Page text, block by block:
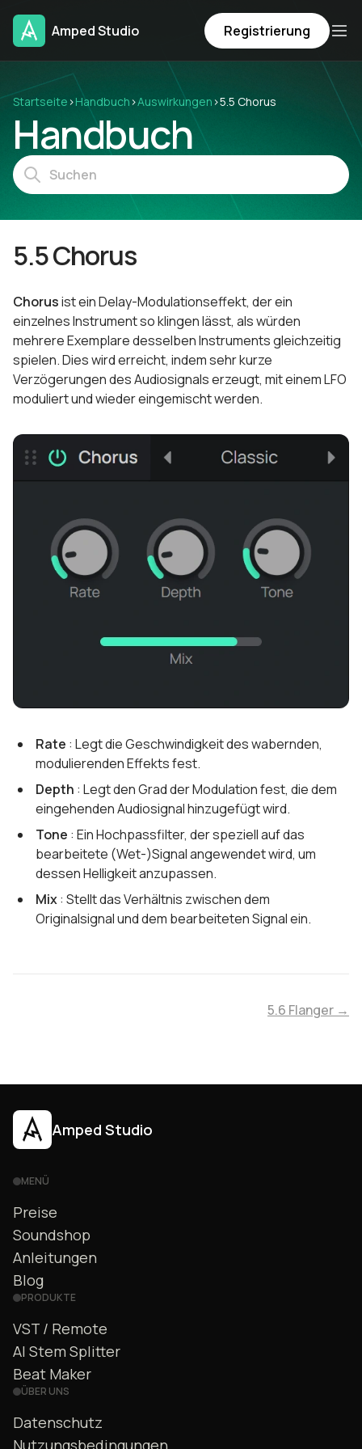
Amped Studio Registrierung
Startseite ›Handbuch ›Auswirkungen ›5.5 Chorus
Handbuch
5.5 Chorus
Chorusist ein Delay-Modulationseffekt, der ein
einzelnes Instrument so klingen lässt, als würden
mehrere Exemplare desselben Instruments gleichzeitig
spielen. Dies wird erreicht, indem sehr kurze
Verzögerungen des Audiosignals erzeugt, mit einem LFO
moduliert und wieder eingemischt werden.
Rate : Legt die Geschwindigkeit des wabernden,
modulierenden Effekts fest.
Depth : Legt den Grad der Modulation fest, die dem
eingehenden Audiosignal hinzugefügt wird.
Tone : Ein Hochpassfilter, der speziell auf das
bearbeitete (Wet-)Signal angewendet wird, um
dessen Helligkeit anzupassen.
Mix: Stellt das Verhältnis zwischen dem
Originalsignal und dem bearbeiteten Signal ein.
5.6 Flanger →
Amped Studio
MENÜ
Preise
Soundshop
Anleitungen
Blog
PRODUKTE
VST / Remote
AI Stem Splitter
Beat Maker
ÜBER UNS
Datenschutz
Nutzungsbedingungen